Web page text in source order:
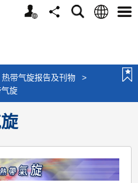
个
分
搜
语
选
热带气旋报告及刊物
>
旋